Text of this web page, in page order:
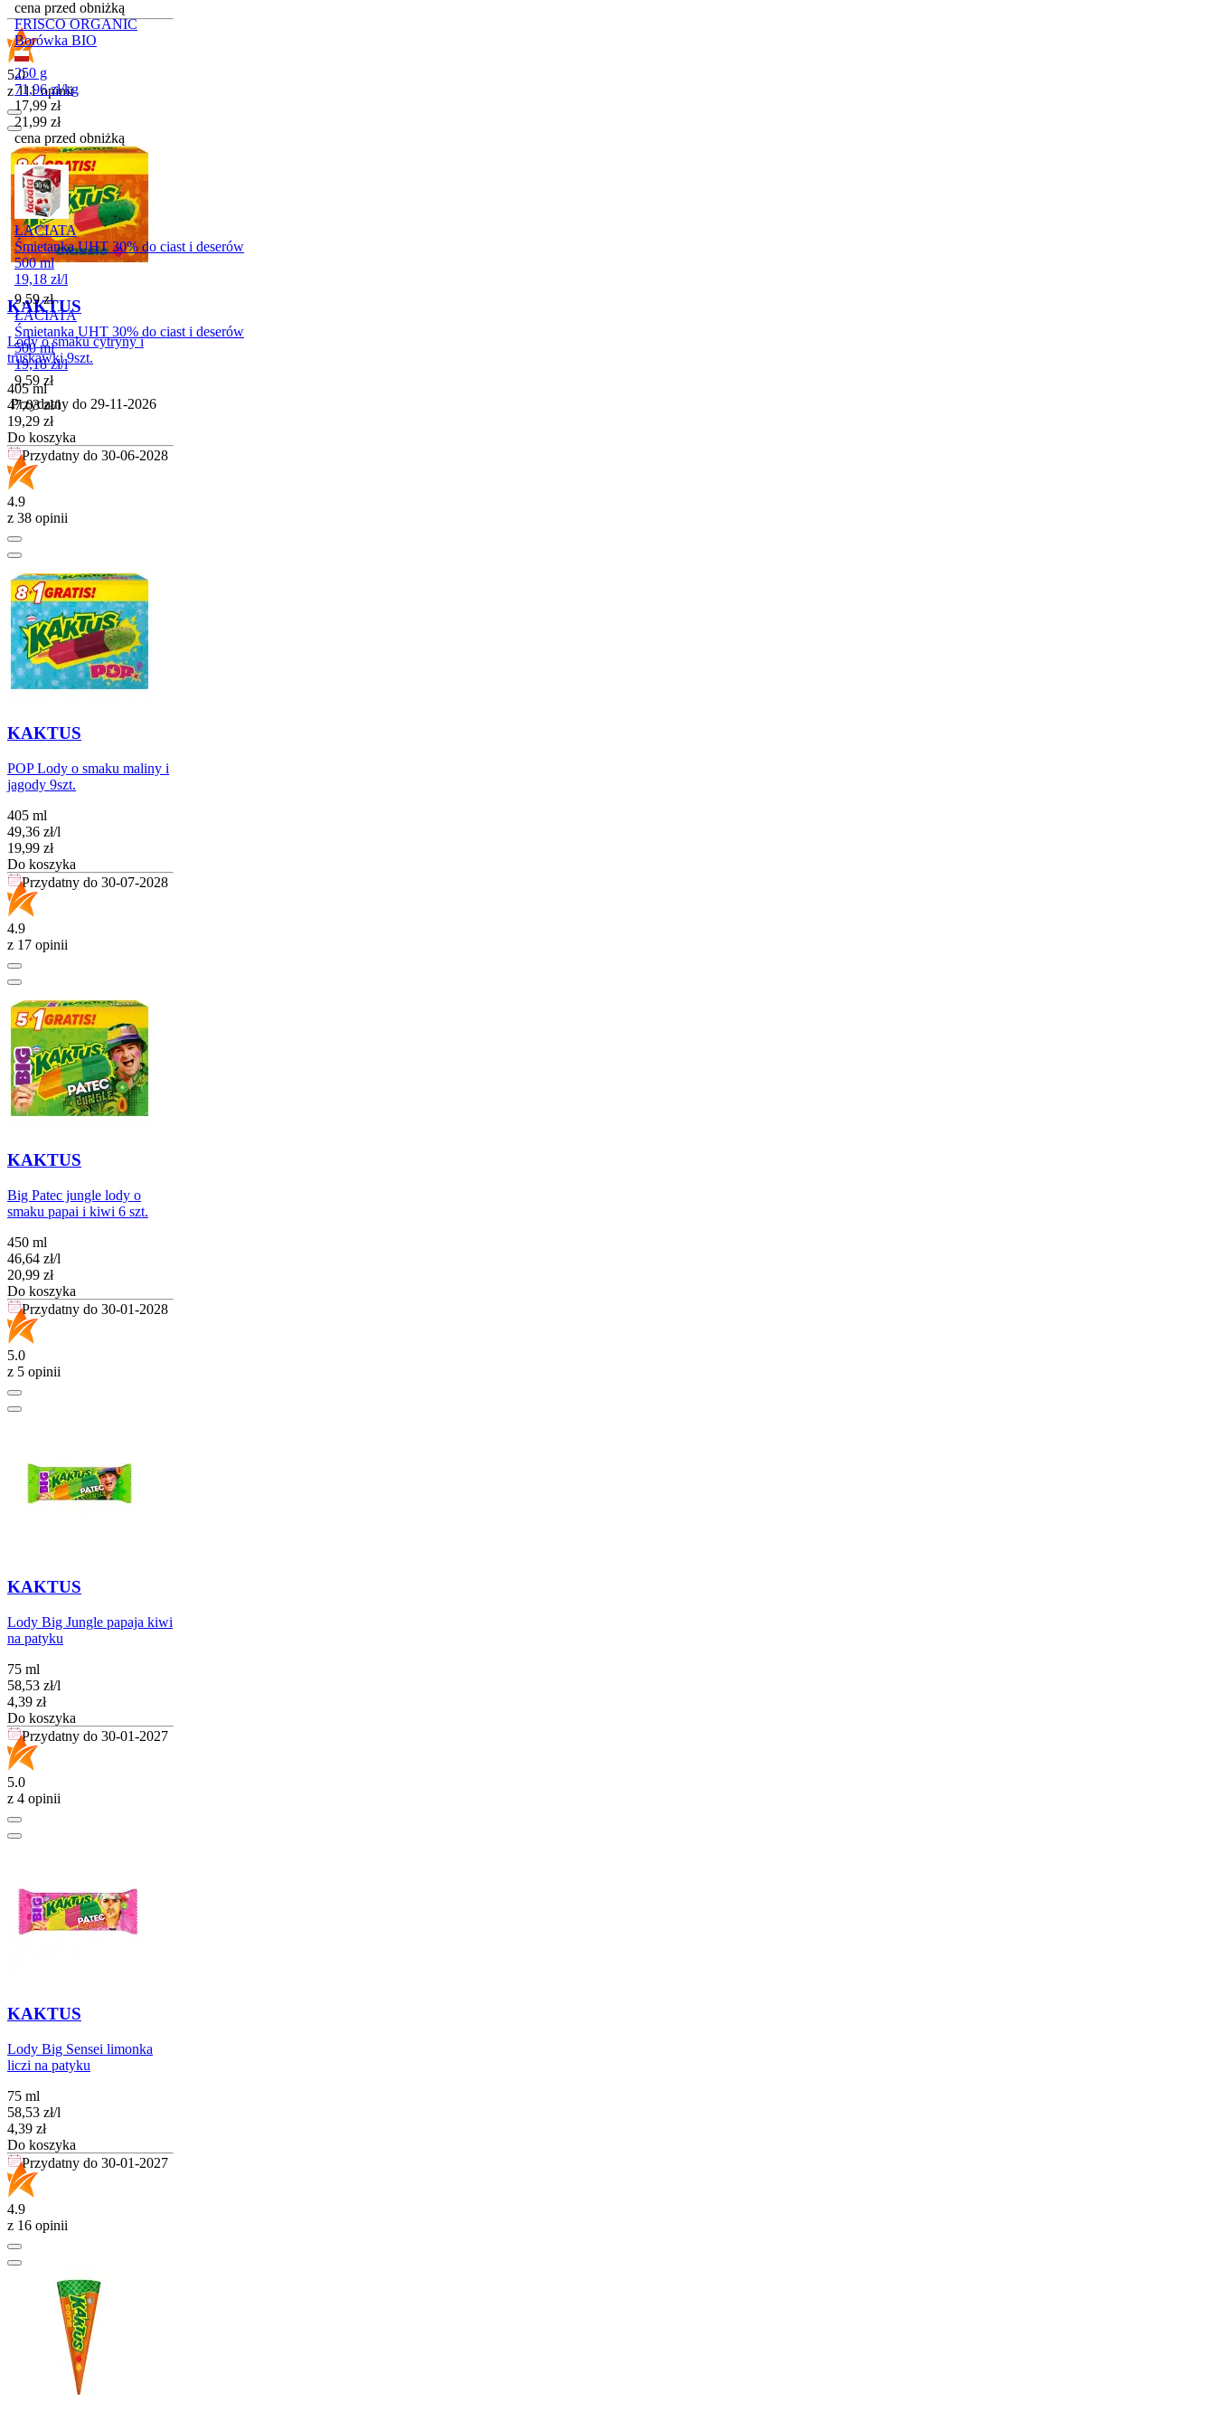
cena przed obniżką
FRISCO ORGANIC
Borówka BIO
250 g
71,96 zł/kg
Cena promocyjna
17,99 zł
21,99 zł
cena przed obniżką
ŁACIATA
Śmietanka UHT 30% do ciast i deserów
500 ml
19,18 zł/l
Cena
9,59 zł
ŁACIATA
Śmietanka UHT 30% do ciast i deserów
500 ml
19,18 zł/l
Cena
9,59 zł
Przydatny do 29-11-2026
5.0
z 111 opinii
KAKTUS
Lody o smaku cytryny i
truskawki 9szt.
405 ml
47,63 zł/l
Cena
19,29 zł
Do koszyka
Przydatny do 30-06-2028
4.9
z 38 opinii
KAKTUS
POP Lody o smaku maliny i
jagody 9szt.
405 ml
49,36 zł/l
Cena
19,99 zł
Do koszyka
Przydatny do 30-07-2028
4.9
z 17 opinii
KAKTUS
Big Patec jungle lody o
smaku papai i kiwi 6 szt.
450 ml
46,64 zł/l
Cena
20,99 zł
Do koszyka
Przydatny do 30-01-2028
5.0
z 5 opinii
KAKTUS
Lody Big Jungle papaja kiwi
na patyku
75 ml
58,53 zł/l
Cena
4,39 zł
Do koszyka
Przydatny do 30-01-2027
5.0
z 4 opinii
KAKTUS
Lody Big Sensei limonka
liczi na patyku
75 ml
58,53 zł/l
Cena
4,39 zł
Do koszyka
Przydatny do 30-01-2027
4.9
z 16 opinii